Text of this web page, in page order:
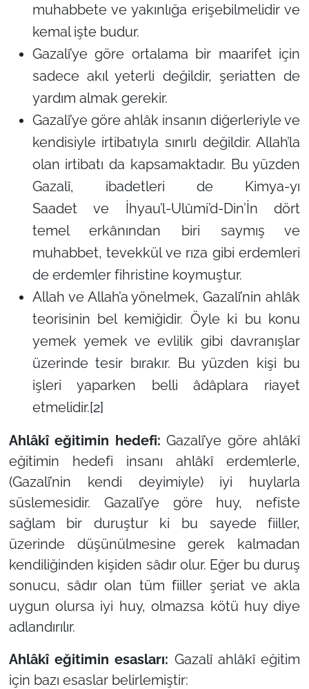
muhabbete ve yakınlığa erişebilmelidir ve
kemal işte budur.
Gazalî’ye göre ortalama bir maarifet için
sadece akıl yeterli değildir, şeriatten de
yardım almak gerekir.
Gazalî’ye göre ahlâk insanın diğerleriyle ve
kendisiyle irtibatıyla sınırlı değildir. Allah’la
olan irtibatı da kapsamaktadır. Bu yüzden
Gazalî, ibadetleri de Kimya-yı
Saadetve İhyau’l-Ulûmi’d-Din’İn dört
temel erkânından biri saymış ve
muhabbet, tevekkül ve rıza gibi erdemleri
de erdemler fihristine koymuştur.
Allah ve Allah’a yönelmek, Gazalî’nin ahlâk
teorisinin bel kemiğidir. Öyle ki bu konu
yemek yemek ve evlilik gibi davranışlar
üzerinde tesir bırakır. Bu yüzden kişi bu
işleri yaparken belli âdâplara riayet
etmelidir.[2]
Ahlâkî eğitimin hedefi:Gazalî’ye göre ahlâkî
eğitimin hedefi insanı ahlâkî erdemlerle,
(Gazalî’nin kendi deyimiyle) iyi huylarla
süslemesidir. Gazalî’ye göre huy, nefiste
sağlam bir duruştur ki bu sayede fiiller,
üzerinde düşünülmesine gerek kalmadan
kendiliğinden kişiden sâdır olur. Eğer bu duruş
sonucu, sâdır olan tüm fiiller şeriat ve akla
uygun olursa iyi huy, olmazsa kötü huy diye
adlandırılır.
Ahlâkî eğitimin esasları: Gazalî ahlâkî eğitim
için bazı esaslar belirlemiştir: